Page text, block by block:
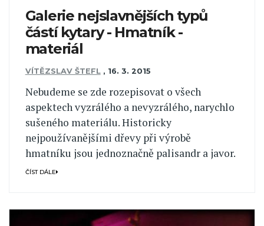
Galerie nejslavnějších typů
částí kytary - Hmatník -
materiál
VÍTĚZSLAV ŠTEFL , 16. 3. 2015
Nebudeme se zde rozepisovat o všech
aspektech vyzrálého a nevyzrálého, narychlo
sušeného materiálu. Historicky
nejpoužívanějšími dřevy při výrobě
hmatníku jsou jednoznačně palisandr a javor.
ČÍST DÁLE